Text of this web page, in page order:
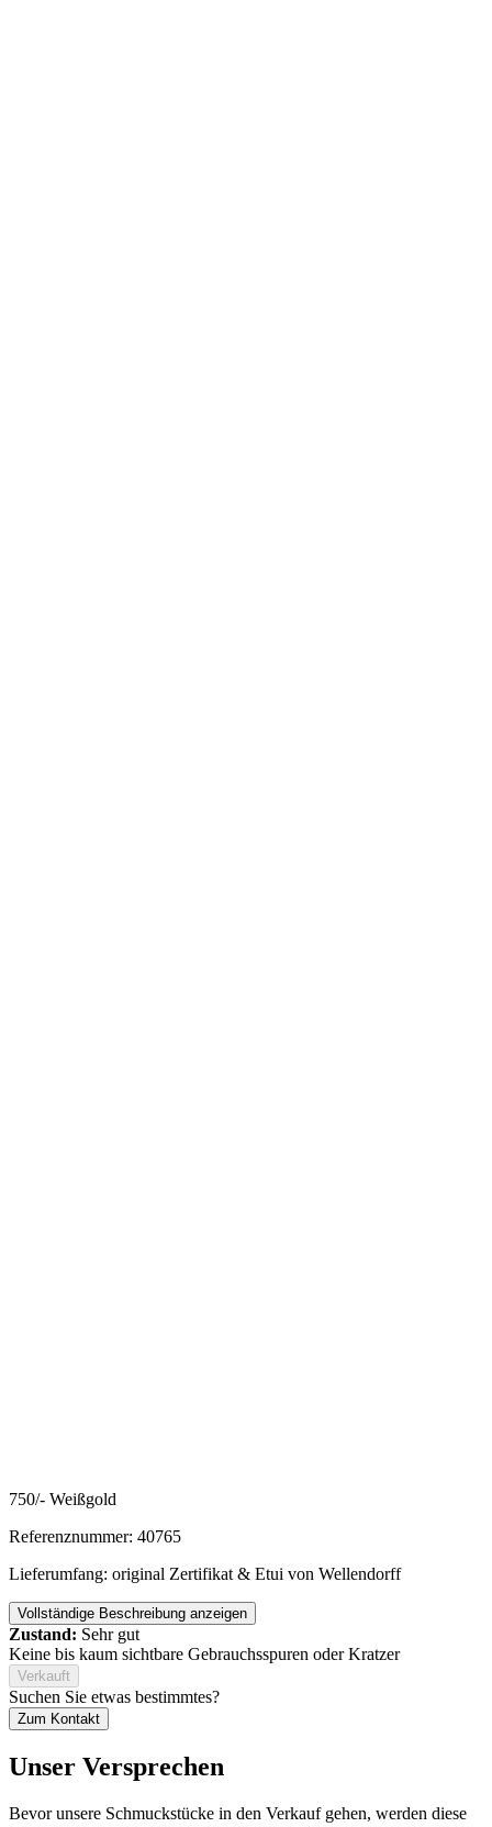
750/- Weißgold
Referenznummer: 40765
Lieferumfang: original Zertifikat & Etui von Wellendorff
Vollständige Beschreibung anzeigen
Zustand: Sehr gut
Keine bis kaum sichtbare Gebrauchsspuren oder Kratzer
Verkauft
Suchen Sie etwas bestimmtes?
Zum Kontakt
Unser Versprechen
Bevor unsere Schmuckstücke in den Verkauf gehen, werden diese